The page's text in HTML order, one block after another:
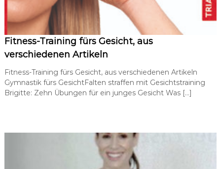
Fitness-Training fürs Gesicht, aus
verschiedenen Artikeln
Fitness-Training fürs Gesicht, aus verschiedenen Artikeln
Gymnastik fürs GesichtFalten straffen mit Gesichtstraining
Brigitte: Zehn Übungen für ein junges Gesicht Was […]